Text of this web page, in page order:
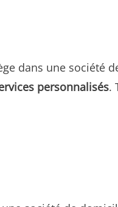
dans une société
personnalisés.